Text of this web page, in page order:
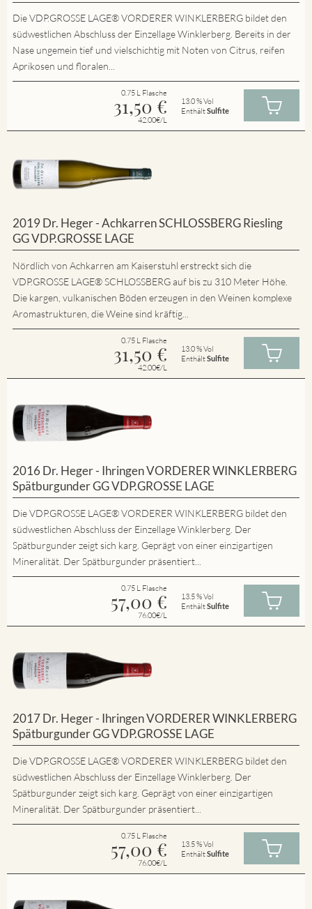
Die VDP.GROSSE LAGE® VORDERER WINKLERBERG bildet den
südwestlichen Abschluss der Einzellage Winklerberg. Bereits in der
Nase ungemein tief und vielschichtig mit Noten von Citrus, reifen
Aprikosen und floralen...
0.75 L Flasche
31,50 €
42.00€/L
13.0 % Vol
EnthältSulfite
2019 Dr. Heger - Achkarren SCHLOSSBERG Riesling
GG VDP.GROSSE LAGE
Nördlich von Achkarren am Kaiserstuhl erstreckt sich die
VDP.GROSSE LAGE® SCHLOSSBERG auf bis zu 310 Meter Höhe.
Die kargen, vulkanischen Böden erzeugen in den Weinen komplexe
Aromastrukturen, die Weine sind kräftig...
0.75 L Flasche
31,50 €
42.00€/L
13.0 % Vol
EnthältSulfite
2016 Dr. Heger - Ihringen VORDERER WINKLERBERG
Spätburgunder GG VDP.GROSSE LAGE
Die VDP.GROSSE LAGE® VORDERER WINKLERBERG bildet den
südwestlichen Abschluss der Einzellage Winklerberg. Der
Spätburgunder zeigt sich karg. Geprägt von einer einzigartigen
Mineralität. Der Spätburgunder präsentiert...
0.75 L Flasche
57,00 €
76.00€/L
13.5 % Vol
EnthältSulfite
2017 Dr. Heger - Ihringen VORDERER WINKLERBERG
Spätburgunder GG VDP.GROSSE LAGE
Die VDP.GROSSE LAGE® VORDERER WINKLERBERG bildet den
südwestlichen Abschluss der Einzellage Winklerberg. Der
Spätburgunder zeigt sich karg. Geprägt von einer einzigartigen
Mineralität. Der Spätburgunder präsentiert...
0.75 L Flasche
57,00 €
76.00€/L
13.5 % Vol
EnthältSulfite